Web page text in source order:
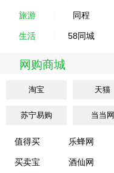
旅游 同程
生活 58同城
网购商城
淘宝 天猫
苏宁易购 当当网
值得买 乐蜂网
买卖宝 酒仙网